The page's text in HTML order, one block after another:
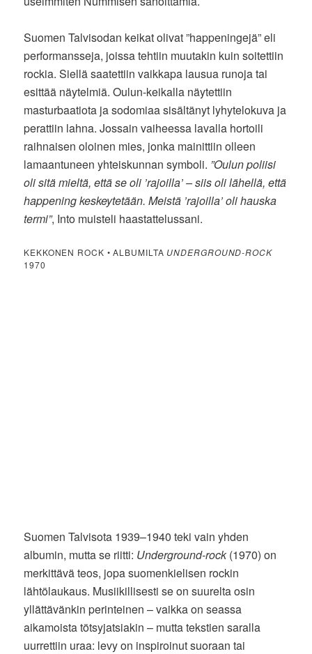
Suomen Talvisodan keikat olivat ”happeningejä” eli
performansseja, joissa tehtiin muutakin kuin soitettiin
rockia. Siellä saatettiin vaikkapa lausua runoja tai
esittää näytelmiä. Oulun-keikalla näytettiin
masturbaatiota ja sodomiaa sisältänyt lyhytelokuva ja
perattiin lahna. Jossain vaiheessa lavalla hortoili
raihnaisen oloinen mies, jonka mainittiin olleen
lamaantuneen yhteiskunnan symboli. ”Oulun poliisi
oli sitä mieltä, että se oli ’rajoilla’ – siis oli lähellä, että
happening keskeytetään. Meistä ’rajoilla’ oli hauska
termi”, Into muisteli haastattelussani.
KEKKONEN ROCK • ALBUMILTA UNDERGROUND-ROCK
1970
Suomen Talvisota 1939–1940 teki vain yhden
albumin, mutta se riitti: Underground-rock(1970) on
merkittävä teos, jopa suomenkielisen rockin
lähtölaukaus. Musiikillisesti se on suurelta osin
yllättävänkin perinteinen – vaikka on seassa
aikamoista tötsyjatsiakin – mutta tekstien saralla
uurrettiin uraa: levy on inspiroinut suoraan tai